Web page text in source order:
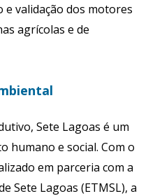
e validação dos motores
agrícolas e de
Sete Lagoas é um
humano e social. Com o
em parceria com a
Sete Lagoas (ETMSL), a